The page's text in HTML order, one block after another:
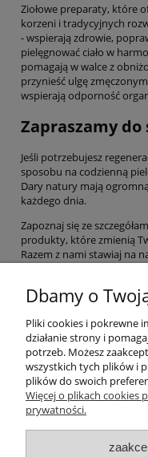
Ziołowe preparaty, które
korzeni i tradycyjnych
- wspierają zdrowie,
pielęgnować ciało w
pomagają w walce z
przynieść ulgę
wspierają odporność
Zapraszamy do
Jeśli potrzebujesz
sposobu na codzienną
Dary natury mają
każdego dnia.
Zapoznaj się ze
produkty, które zmienią
Razem z nami stawiaj na
Dbamy o
Pliki cookies i pokrewne
działanie strony i
potrzeb. Możesz
wszystkich tych plików i
plików do swoich
Więcej o plikach cookies
prywatności.